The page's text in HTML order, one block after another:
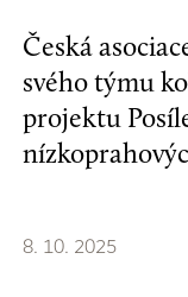
Česká
svého týmu
projektu
8. 10. 2025